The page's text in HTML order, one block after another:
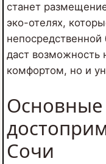
станет
эко-отелях,
непосредственной
даст возможность
комфортом, но и
Основные
Сочи